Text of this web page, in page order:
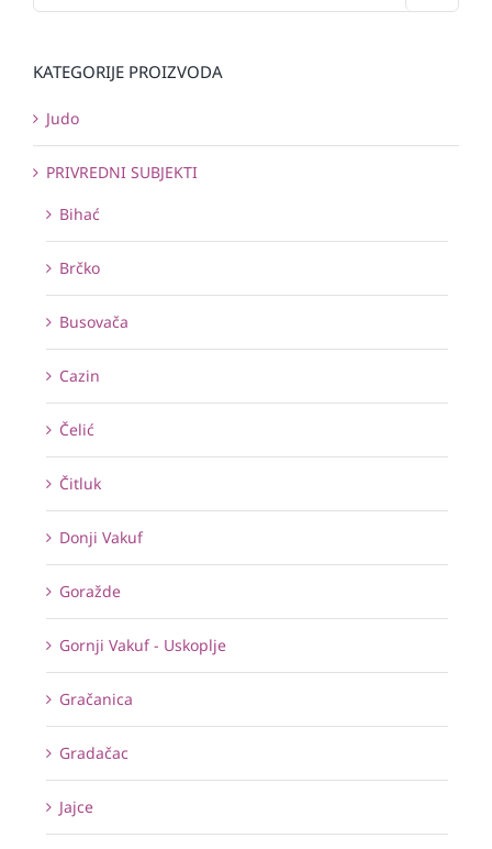
KATEGORIJE PROIZVODA
Judo
PRIVREDNI SUBJEKTI
Bihać
Brčko
Busovača
Cazin
Čelić
Čitluk
Donji Vakuf
Goražde
Gornji Vakuf - Uskoplje
Gračanica
Gradačac
Jajce